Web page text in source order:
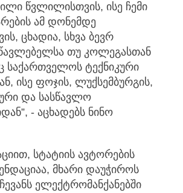
წვლილისთვის, ისე ჩემი
ამ დონემდე
ცხადია, სხვა ბევრ
თუ კოლეგასთან
ტექნიკური
ისე ფოჯის, ლუქსემბურგის,
და სასწავლო
- აცხადებს ნინო
სტატიის ავტორების
მხარი დაუჭიროს
ელექტრომანქანებში